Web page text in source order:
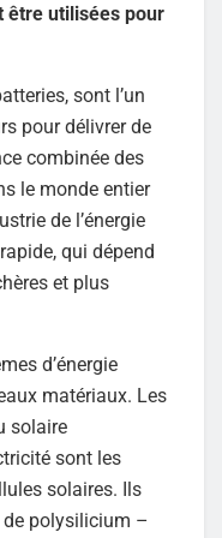
être utilisées pour
sont l’un
pour délivrer de
combinée des
le monde entier
de l’énergie
qui dépend
et plus
d’énergie
matériaux. Les
solaire
sont les
solaires. Ils
polysilicium –